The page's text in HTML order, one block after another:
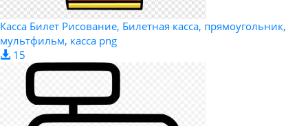
Касса Билет Рисование, Билетная касса, прямоугольник,
мультфильм, касса png
15